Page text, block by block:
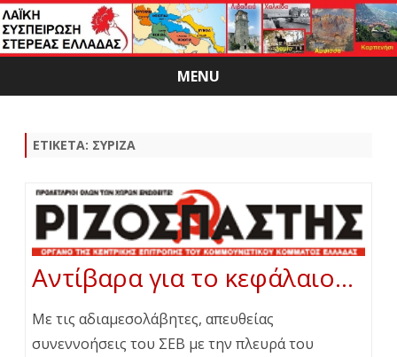
MENU
Skip
ΕΤΙΚΈΤΑ: ΣΥΡΙΖΑ
Αντίβαρα για το κεφάλαιο…
Με τις αδιαμεσολάβητες, απευθείας
συνεννοήσεις του ΣΕΒ με την πλευρά του